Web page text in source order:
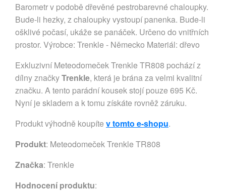
Barometr v podobě dřevěné pestrobarevné chaloupky.
Bude-li hezky, z chaloupky vystoupí panenka. Bude-li
ošklivé počasí, ukáže se panáček. Určeno do vnitřních
prostor. Výrobce: Trenkle - Německo Materiál: dřevo
Exkluzivní Meteodomeček Trenkle TR808 pochází z
dílny značkyTrenkle, která je brána za velmi kvalitní
značku. A tento parádní kousek stojí pouze 695 Kč.
Nyní je skladem a k tomu získáte rovněž záruku.
Produkt výhodně koupíte v tomto e-shopu.
Produkt: Meteodomeček Trenkle TR808
Značka: Trenkle
Hodnocení produktu: